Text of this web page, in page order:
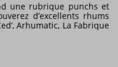
une rubrique punchs et
d’excellents rhums
Arhumatic, La Fabrique